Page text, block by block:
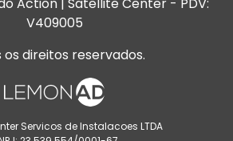
V409005
os direitos reservados.
Servicos de Instalacoes LTDA